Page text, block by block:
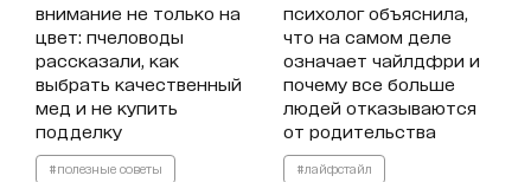
внимание не только на
цвет: пчеловоды
рассказали, как
выбрать качественный
мед и не купить
подделку
#полезные советы
психолог объяснила,
что на самом деле
означает чайлдфри и
почему все больше
людей отказываются
от родительства
#лайфстайл